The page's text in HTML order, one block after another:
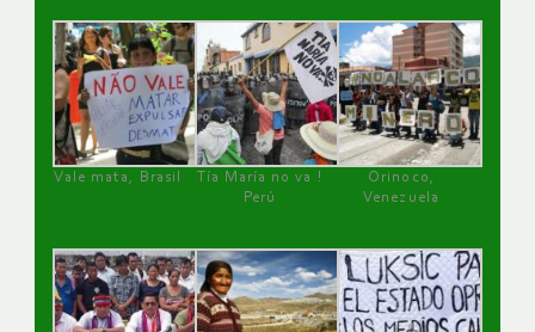
Vale mata, Brasil
Tía María no va !
Perú
Orinoco,
Venezuela